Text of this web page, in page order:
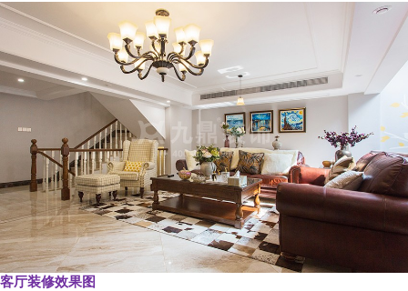
客厅装修效果图